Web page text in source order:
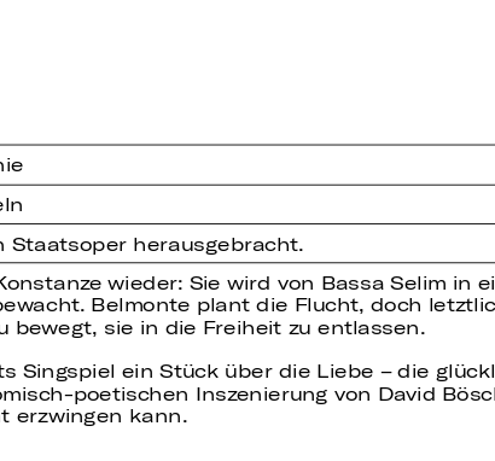
Staatsoper herausgebracht.
wieder: Sie wird von Bassa Selim in
Belmonte plant die Flucht, doch
bewegt, sie in die Freiheit zu entlassen.
Singspiel ein Stück über die Liebe – die
poetischen Inszenierung von David
erzwingen kann.